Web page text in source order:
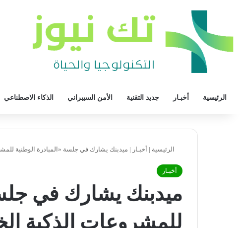
الرئيسية أخبـار جديد التقنية الأمن السيبراني الذكاء الاصطناعي
الرئيسية | أخبـار | ميدبنك يشارك في جلسة «المبادرة الوطنية
أخبـار
ميدبنك يشارك في
للمشروعات الذكية